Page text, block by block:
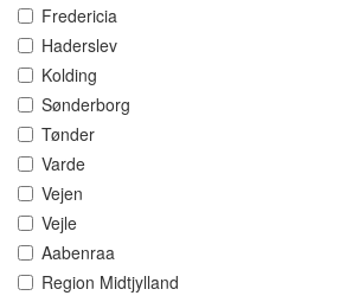
Fredericia
Haderslev
Kolding
Sønderborg
Tønder
Varde
Vejen
Vejle
Aabenraa
Region Midtjylland